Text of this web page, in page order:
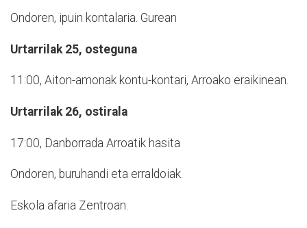
Ondoren, ipuin kontalaria. Gurean
Urtarrilak 25, osteguna
11:00, Aiton-amonak kontu-kontari, Arroako eraikinean.
Urtarrilak 26, ostirala
17:00, Danborrada Arroatik hasita
Ondoren, buruhandi eta erraldoiak.
Eskola afaria Zentroan.